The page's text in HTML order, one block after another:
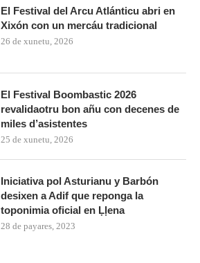
El Festival del Arcu Atlánticu abri en
Xixón con un mercáu tradicional
26 de xunetu, 2026
El Festival Boombastic 2026
revalidaotru bon añu con decenes de
miles d’asistentes
25 de xunetu, 2026
Iniciativa pol Asturianu y Barbón
desixen a Adif que reponga la
toponimia oficial en Ḷḷena
28 de payares, 2023